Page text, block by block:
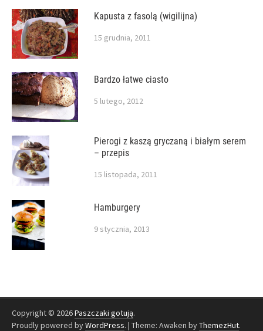
Kapusta z fasolą (wigilijna)
15 grudnia, 2011
Bardzo łatwe ciasto
5 lutego, 2012
Pierogi z kaszą gryczaną i białym serem
– przepis
15 listopada, 2011
Hamburgery
9 stycznia, 2013
Copyright © 2026Paszczaki gotują.
Proudly powered byWordPress. | Theme: Awaken byThemezHut.